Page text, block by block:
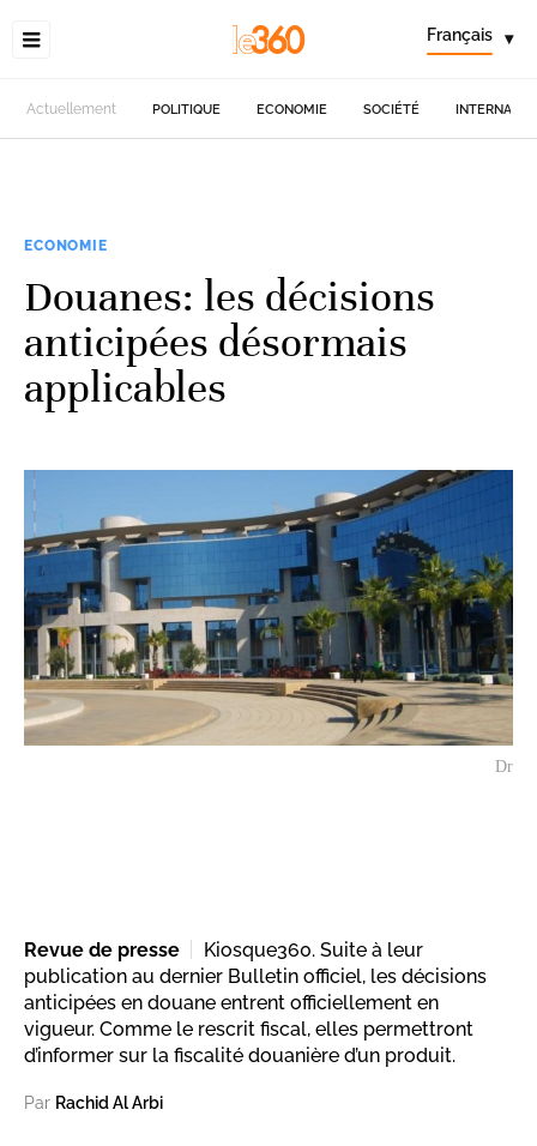
Français ▾
Actuellement POLITIQUE ECONOMIE SOCIÉTÉ
ECONOMIE
Douanes: les décisions
anticipées désormais
applicables
Dr
Revue de presse
Kiosque360. Suite à leur
publication au dernier Bulletin officiel, les décisions
anticipées en douane entrent officiellement en
vigueur. Comme le rescrit fiscal, elles permettront
d’informer sur la fiscalité douanière d’un produit.
Par Rachid Al Arbi